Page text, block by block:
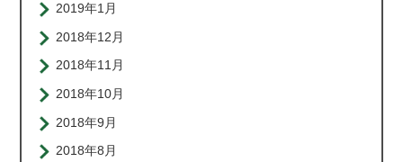
2019年1月
2018年12月
2018年11月
2018年10月
2018年9月
2018年8月